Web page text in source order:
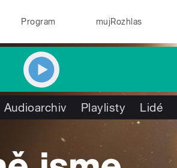
Program mujRozhlas
Audioarchiv Playlisty Lidé